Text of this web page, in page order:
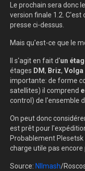
Le prochain sera donc
version finale 1.2.
presse ci-dessus.
Mais qu'est-ce que le
Il s'agit en fait d'un
étages DM, Briz, Volga
importante: de forme
satellites) il comprend
control) de l'ensemble
On peut donc
est prêt pour
Probablement
charge utile pas encore
Source: NIImash/